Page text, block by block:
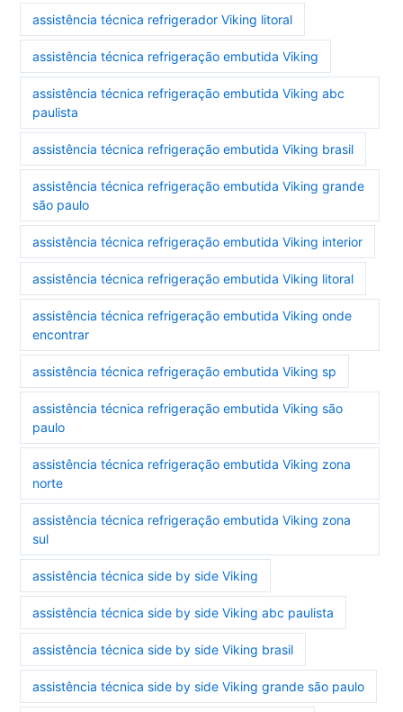
assistência técnica refrigerador Viking litoral
assistência técnica refrigeração embutida Viking
assistência técnica refrigeração embutida Viking abc
paulista
assistência técnica refrigeração embutida Viking brasil
assistência técnica refrigeração embutida Viking grande
são paulo
assistência técnica refrigeração embutida Viking interior
assistência técnica refrigeração embutida Viking litoral
assistência técnica refrigeração embutida Viking onde
encontrar
assistência técnica refrigeração embutida Viking sp
assistência técnica refrigeração embutida Viking são
paulo
assistência técnica refrigeração embutida Viking zona
norte
assistência técnica refrigeração embutida Viking zona
sul
assistência técnica side by side Viking
assistência técnica side by side Viking abc paulista
assistência técnica side by side Viking brasil
assistência técnica side by side Viking grande são paulo